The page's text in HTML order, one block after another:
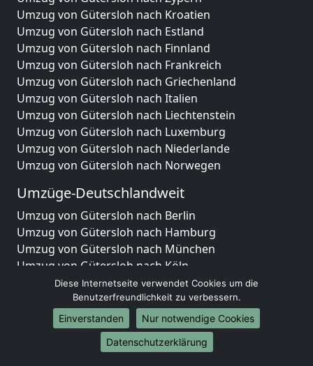
Umzug von Gütersloh nach Kroatien
Umzug von Gütersloh nach Estland
Umzug von Gütersloh nach Finnland
Umzug von Gütersloh nach Frankreich
Umzug von Gütersloh nach Griechenland
Umzug von Gütersloh nach Italien
Umzug von Gütersloh nach Liechtenstein
Umzug von Gütersloh nach Luxemburg
Umzug von Gütersloh nach Niederlande
Umzug von Gütersloh nach Norwegen
Umzüge-Deutschlandweit
Umzug von Gütersloh nach Berlin
Umzug von Gütersloh nach Hamburg
Umzug von Gütersloh nach München
Umzug von Gütersloh nach Köln
Umzug von Gütersloh nach Frankfurt am Main
Umzug von Gütersloh nach Stuttgart
Umzug von Gütersloh nach Düsseldorf
Umzug von Gütersloh nach Leipzig
Umzug von Gütersloh nach Dortmund
Diese Internetseite verwendet Cookies um die
Benutzerfreundlichkeit zu verbessern.
Einverstanden
Nur notwendige Cookies
Datenschutzerklärung